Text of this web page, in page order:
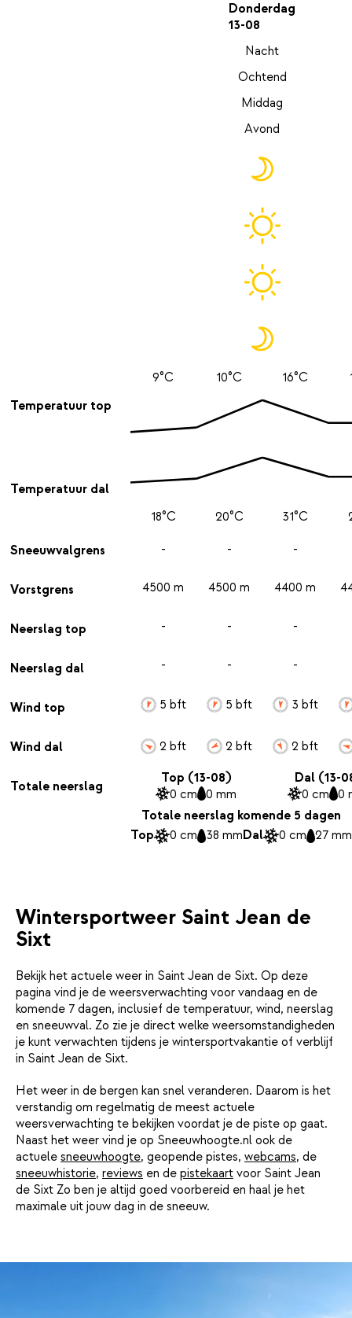
Temperatuur top
Temperatuur dal
Sneeuwvalgrens
Vorstgrens
Neerslag top
Neerslag dal
Wind top
Wind dal
Totale neerslag
Donderdag
13-08
Nacht
Ochtend
Middag
Avond
9°C
18°C
-
4500 m
-
-
5 bft
2 bft
10°C
20°C
-
4500 m
-
-
5 bft
2 bft
16°C
31°C
-
4400 m
-
-
3 bft
2 bft
Top (13-08)
0 cm 0 mm
Dal (13-
0 cm 0
Totale neerslag komende 5 dagen
Top
0 cm 38 mmDal 0 cm 27 mm
Wintersportweer Saint Jean de
Sixt
Bekijk het actuele weer in Saint Jean de Sixt. Op deze
pagina vind je de weersverwachting voor vandaag en de
komende 7 dagen, inclusief de temperatuur, wind, neerslag
en sneeuwval. Zo zie je direct welke weersomstandigheden
je kunt verwachten tijdens je wintersportvakantie of verblijf
in Saint Jean de Sixt.
Het weer in de bergen kan snel veranderen. Daarom is het
verstandig om regelmatig de meest actuele
weersverwachting te bekijken voordat je de piste op gaat.
Naast het weer vind je op Sneeuwhoogte.nl ook de
actuele sneeuwhoogte, geopende pistes, webcams, de
sneeuwhistorie, reviews en de pistekaart voor Saint Jean
de Sixt Zo ben je altijd goed voorbereid en haal je het
maximale uit jouw dag in de sneeuw.